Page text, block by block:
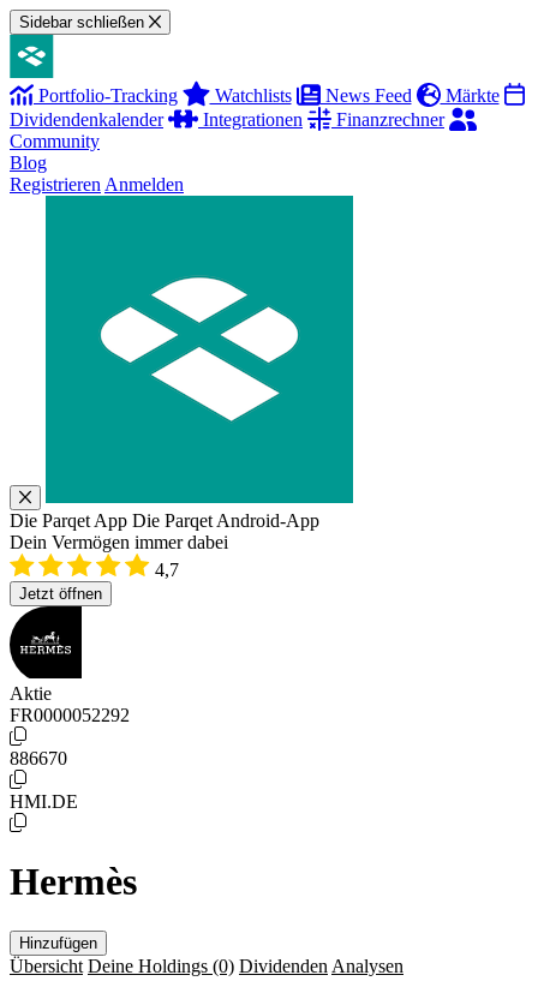
Sidebar schließen
Portfolio-Tracking Watchlists News Feed
Märkte
Dividendenkalender
Integrationen
Finanzrechner
Community
Blog
Registrieren Anmelden
Die Parqet App Die Parqet Android-App
Dein Vermögen immer dabei
4,7
Jetzt öffnen
Aktie
FR0000052292
886670
HMI.DE
Hermès
Hinzufügen
Übersicht Deine Holdings (0) Dividenden Analysen